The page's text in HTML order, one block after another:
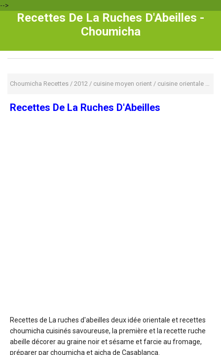
-->
Recettes De La Ruches D'Abeilles -
Choumicha
Choumicha Recettes / 2012 / cuisine moyen orient / cuisine orientale
Recettes De La Ruches D'Abeilles
Recettes de La ruches d'abeilles deux idée orientale et recettes
choumicha cuisinés savoureuse, la première et la recette ruche
abeille décorer au graine noir et sésame et farcie au fromage,
préparer par choumicha et aicha de Casablanca.